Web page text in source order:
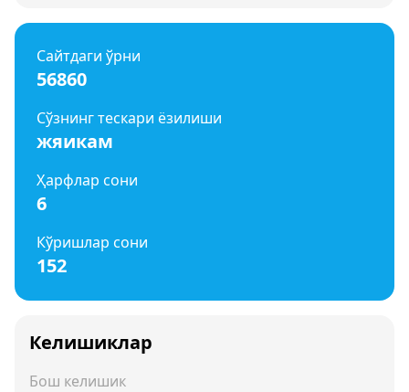
Сайтдаги ўрни
56860
Сўзнинг тескари ёзилиши
жяикам
Ҳарфлар сони
6
Кўришлар сони
152
Келишиклар
Бош келишик